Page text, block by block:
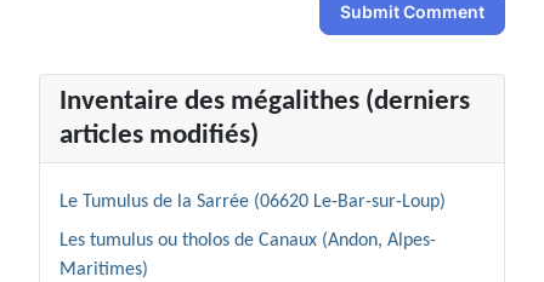
Submit Comment
Inventaire des mégalithes (derniers
articles modifiés)
Le Tumulus de la Sarrée (06620 Le-Bar-sur-Loup)
Les tumulus ou tholos de Canaux (Andon, Alpes-
Maritimes)